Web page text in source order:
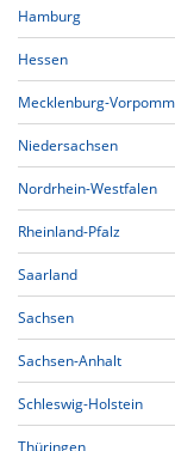
Hamburg
Hessen
Mecklenburg-
Niedersachsen
Nordrhein-Westfalen
Rheinland-Pfalz
Saarland
Sachsen
Sachsen-Anhalt
Schleswig-Holstein
Thüringen